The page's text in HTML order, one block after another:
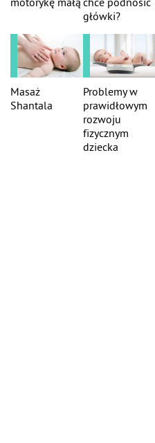
główki?
Masaż
Shantala
Problemy w
prawidłowym
rozwoju
fizycznym
dziecka